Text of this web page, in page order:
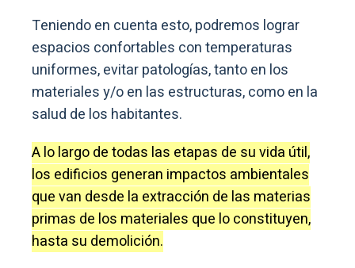
Teniendo en cuenta esto, podremos lograr
espacios confortables con temperaturas
uniformes, evitar patologías, tanto en los
materiales y/o en las estructuras, como en la
salud de los habitantes.
A lo largo de todas las etapas de su vida útil,
los edificios generan impactos ambientales
que van desde la extracción de las materias
primas de los materiales que lo constituyen,
hasta su demolición.